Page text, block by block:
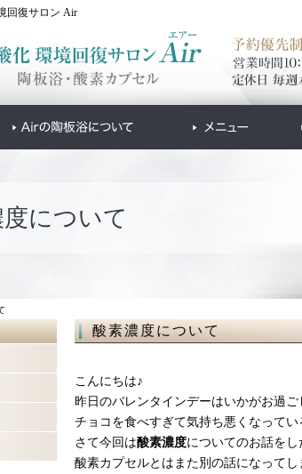
回復サロン Air
について
酸素濃度について
こんにちは♪
昨日のバレンタインデーはいかがお過ご
チョコを食べすぎて気持ち悪くなって
さて今回は酸素濃度についてのお話を
酸素カプセルとはまた別の話になって